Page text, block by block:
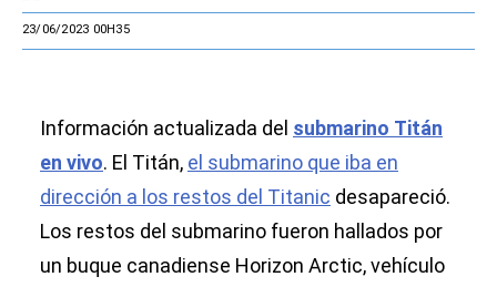
23/06/2023 00H35
Información actualizada del submarino Titán
en vivo. El Titán, el submarino que iba en
dirección a los restos del Titanic desapareció.
Los restos del submarino fueron hallados por
un buque canadiense Horizon Arctic, vehículo